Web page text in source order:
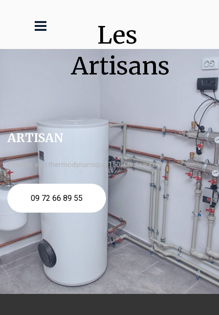
Les
Artisans
ARTISAN
chauffe eau thermodynamique 150l Châteauroux
09 72 66 89 55